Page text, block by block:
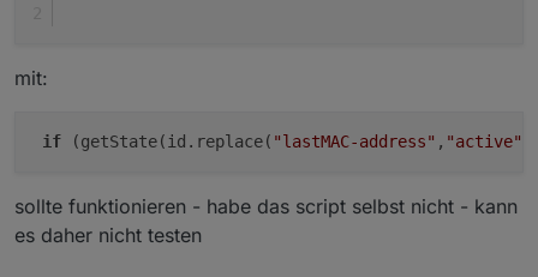
mit:
if (getState(id.replace( "lastMAC-address" , "active"
sollte funktionieren - habe das script selbst nicht - kann
es daher nicht testen